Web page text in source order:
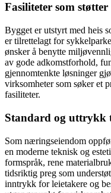
Fasiliteter som
Bygget er utstyrt med heis
er tilrettelagt for
ønsker å benytte
av gode adkomstforhold,
gjennomtenkte løsninger
virksomheter som søker et
fasiliteter.
Standard og uttrykk
Som næringseiendom
en moderne teknisk og
formspråk, rene
tidsriktig preg som
inntrykk for leietakere og